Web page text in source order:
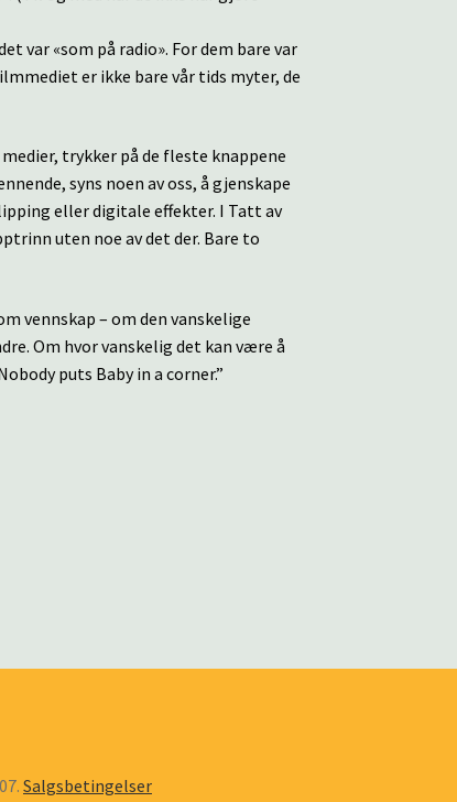
var «som på radio». For dem bare var
er ikke bare vår tids myter, de
trykker på de fleste knappene
syns noen av oss, å gjenskape
eller digitale effekter. I Tatt av
uten noe av det der. Bare to
vennskap – om den vanskelige
Om hvor vanskelig det kan være å
puts Baby in a corner.”
Salgsbetingelser